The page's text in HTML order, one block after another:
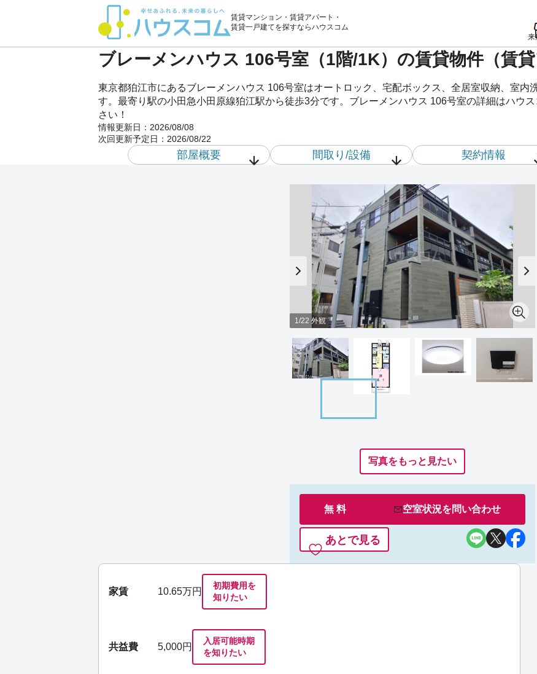
賃貸マンション・賃貸アパート・
賃貸一戸建てを探すならハウスコム
来
ブレーメンハウス 106号室（1階/1K）の賃貸物件（賃貸
東京都狛江市にあるブレーメンハウス 106号室はオートロック、宅配ボックス、全居室収納、室内
す。最寄り駅の小田急小田原線狛江駅から徒歩3分です。ブレーメンハウス 106号室の詳細はハウ
さい！
情報更新日： 2026/08/08
次回更新予定日： 2026/08/22
部屋概要 間取り/設備 契約情報
1/22 外観
写真をもっと見たい
無 料 空室状況を問い合わせ
あとで見る
家賃 10.65万円
初期費用を
知りたい
共益費 5,000円
入居可能時期
を知りたい